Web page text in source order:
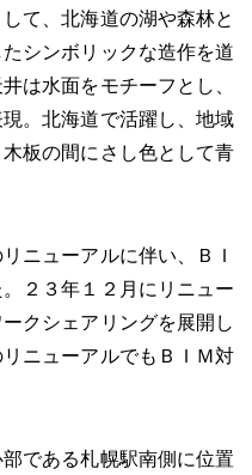
て、北海道の湖や森林と
シンボリックな造作を道
は水面をモチーフとし、
。北海道で活躍し、地域
板の間にさし色として青
ニューアルに伴い、ＢＩ
２３年１２月にリニュー
クシェアリングを展開し
ニューアルでもＢＩＭ対
である札幌駅南側に位置